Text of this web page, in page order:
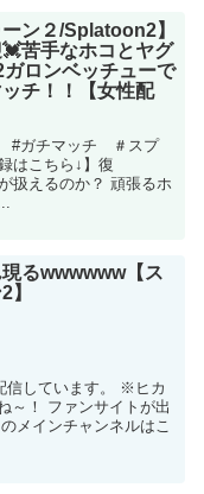
ーン２/Splatoon2】
苦手なホコとヤグ
ロンベッチューで
チ！！【女性配
ガチマッチ ＃スプ
はこちら↓】復
扱えるのか？ 頑張るホ
るwwwwww【ス
】
信しています。 ※ヒカ
～！ ファンサイトが出
メインチャンネルはこ